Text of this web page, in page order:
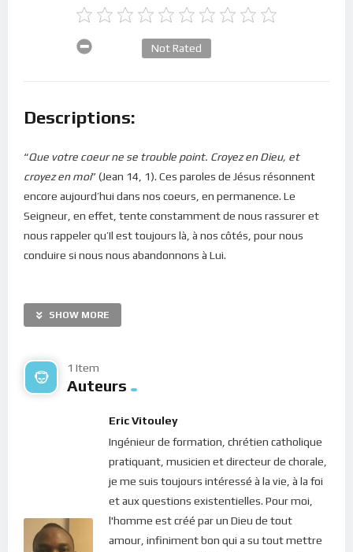
Not Rated
Descriptions:
“Que votre coeur ne se trouble point. Croyez en Dieu, et
croyez en moi” (Jean 14, 1). Ces paroles de Jésus résonnent
encore aujourd’hui dans nos coeurs, en permanence. Le
Seigneur, en effet, tente constamment de nous rassurer et
nous rappeler qu’Il est toujours là, à nos côtés, pour nous
conduire si nous nous abandonnons à Lui.
Saint-Luc, que rien n’est impossible à Dieu (Luc 1, 37).
Penses-tu qu’il y ait quelque situation, aussi pénible soit-elle
nous sommes avec notre Dieu, rien ne peut nous prendre au
dépourvu car sa lumière nous illumine constamment et
Dieu est notre rempart, de qui ou de quoi aurions-nous donc
crainte ? (Psaume 27, 1). Une seule chose à garder dans ton
coeur aujourd’hui :Avoir conscience de la présence du
Christ, c’est bénéficier d’une joie capable de tout
Bonne méditation.
SHOW MORE
1 Item
Auteurs
Eric Vitouley
Ingénieur de formation, chrétien catholique
pratiquant, musicien et directeur de chorale,
je me suis toujours intéressé à la vie, à la foi
et aux questions existentielles. Pour moi,
l'homme est créé par un Dieu de tout
amour, infiniment bon qui a su tout mettre